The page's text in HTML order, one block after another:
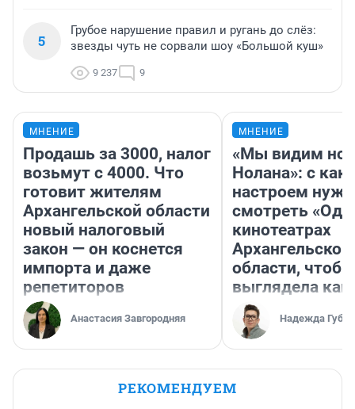
5
Грубое нарушение правил и ругань до слёз:
звезды чуть не сорвали шоу «Большой куш»
9 237 9
МНЕНИЕ
Продашь за 3000, налог
возьмут с 4000. Что
готовит жителям
Архангельской области
новый налоговый
закон — он коснется
импорта и даже
репетиторов
Анастасия Завгородняя
МНЕНИЕ
«Мы видим
Нолана»: с
настроем
смотреть
кинотеатрах
Архангельской
области,
выглядела как
Надежда
РЕКОМЕНДУЕМ